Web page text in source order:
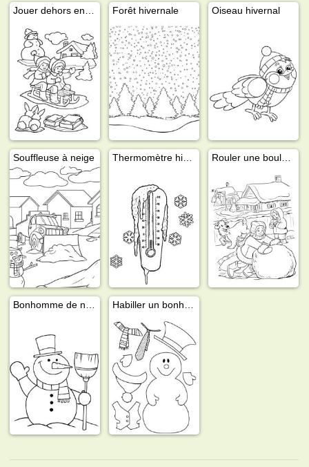
Forêt hivernale Oiseau hivernal
Souffleuse à neige